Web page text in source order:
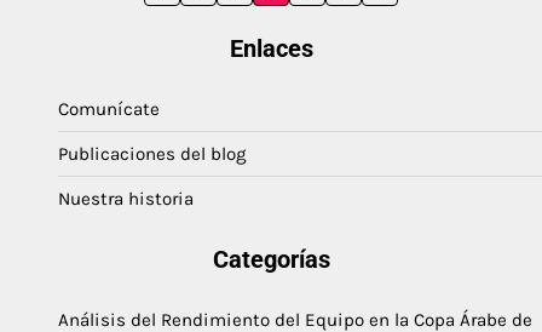
Enlaces
Comunícate
Publicaciones del blog
Nuestra historia
Categorías
Análisis del Rendimiento del Equipo en la Copa Árabe de